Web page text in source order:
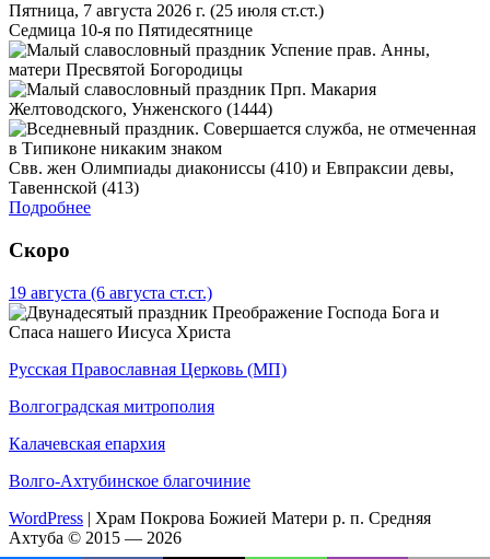
Пятница, 7 августа 2026 г. (25 июля ст.ст.)
Седмица 10-я по Пятидесятнице
Успение прав. Анны,
матери Пресвятой Богородицы
Прп. Макария
Желтоводского, Унженского (1444)
Свв. жен Олимпиады диакониссы (410) и Евпраксии девы,
Тавеннской (413)
Подробнее
Скоро
19 августа (6 августа ст.ст.)
Преображение Господа Бога и
Спаса нашего Иисуса Христа
Русская Православная Церковь (МП)
Волгоградская митрополия
Калачевская епархия
Волго-Ахтубинское благочиние
WordPress | Храм Покрова Божией Матери р. п. Средняя
Ахтуба © 2015 — 2026